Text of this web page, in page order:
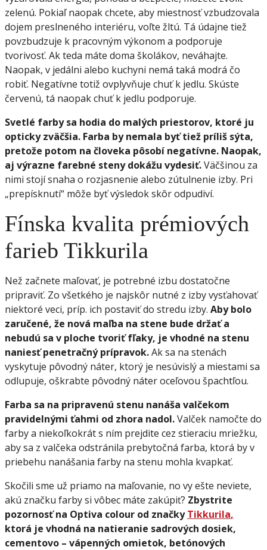
zelenú. Pokiaľ naopak chcete, aby miestnosť vzbudzovala
dojem preslneného interiéru, voľte žltú. Tá údajne tiež
povzbudzuje k pracovným výkonom a podporuje
tvorivosť. Ak teda máte doma školákov, neváhajte.
Naopak, v jedálni alebo kuchyni nemá taká modrá čo
robiť. Negatívne totiž ovplyvňuje chuť k jedlu. Skúste
červenú, tá naopak chuť k jedlu podporuje.
Svetlé farby sa hodia do malých priestorov, ktoré ju
opticky zväčšia. Farba by nemala byť tiež príliš sýta,
pretože potom na človeka pôsobí negatívne. Naopak,
aj výrazne farebné steny dokážu vydesiť.Väčšinou za
nimi stojí snaha o rozjasnenie alebo zútulnenie izby. Pri
„prepísknutí“ môže byť výsledok skôr odpudiví.
Fínska kvalita prémiových
farieb Tikkurila
Než začnete maľovať, je potrebné izbu dostatočne
pripraviť. Zo všetkého je najskôr nutné z izby vysťahovať
niektoré veci, príp. ich postaviť do stredu izby. Aby bolo
zaručené, že nová maľba na stene bude držať a
nebudú sa v ploche tvoriť fľaky, je vhodné na stenu
naniesť penetračný prípravok.Ak sa na stenách
vyskytuje pôvodný náter, ktorý je nesúvislý a miestami sa
odlupuje, oškrabte pôvodný náter oceľovou špachtľou.
Farba sa na pripravenú stenu nanáša valčekom
pravidelnými ťahmi od zhora nadol.Valček namočte do
farby a niekoľkokrát s ním prejdite cez stieraciu mriežku,
aby sa z valčeka odstránila prebytočná farba, ktorá by v
priebehu nanášania farby na stenu mohla kvapkať.
Skočili sme už priamo na maľovanie, no vy ešte neviete,
akú značku farby si vôbec máte zakúpiť? Zbystrite
pozornosť na Optiva colour od značkyTikkurila,
ktorá je vhodná na natieranie sadrových dosiek,
cementovo – vápenných omietok, betónových